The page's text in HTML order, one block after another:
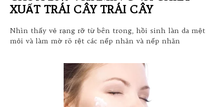
XUẤT TRÁI CÂY TRÁI CÂY
Nhìn thấy vẻ rạng rỡ từ bên trong, hồi sinh làn da mệt
mỏi và làm mờ rõ rệt các nếp nhăn và nếp nhăn